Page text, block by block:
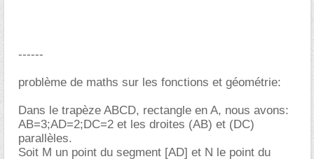
------
problème de maths sur les fonctions et géométrie:
Dans le trapèze ABCD, rectangle en A, nous avons:
AB=3;AD=2;DC=2 et les droites (AB) et (DC)
parallèles.
Soit M un point du segment [AD] et N le point du